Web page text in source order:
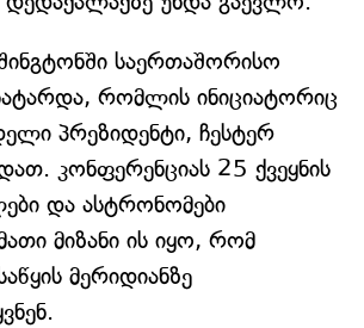
საერთაშორისო
რომლის ინიციატორიც
პრეზიდენტი, ჩესტერ
კონფერენციას 25 ქვეყნის
და ასტრონომები
მიზანი ის იყო, რომ
მერიდიანზე